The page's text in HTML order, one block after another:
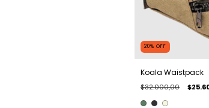
20% OFF
Koala Waistpack
$32.000,00